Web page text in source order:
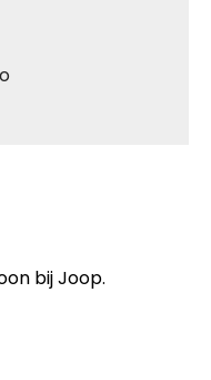
bij Joop.